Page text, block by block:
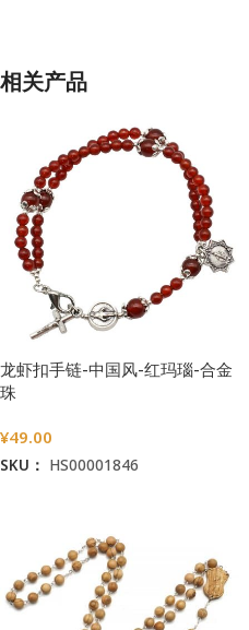
相关产品
龙虾扣手链-中国风-红玛瑙-合金
珠
¥49.00
SKU： HS00001846